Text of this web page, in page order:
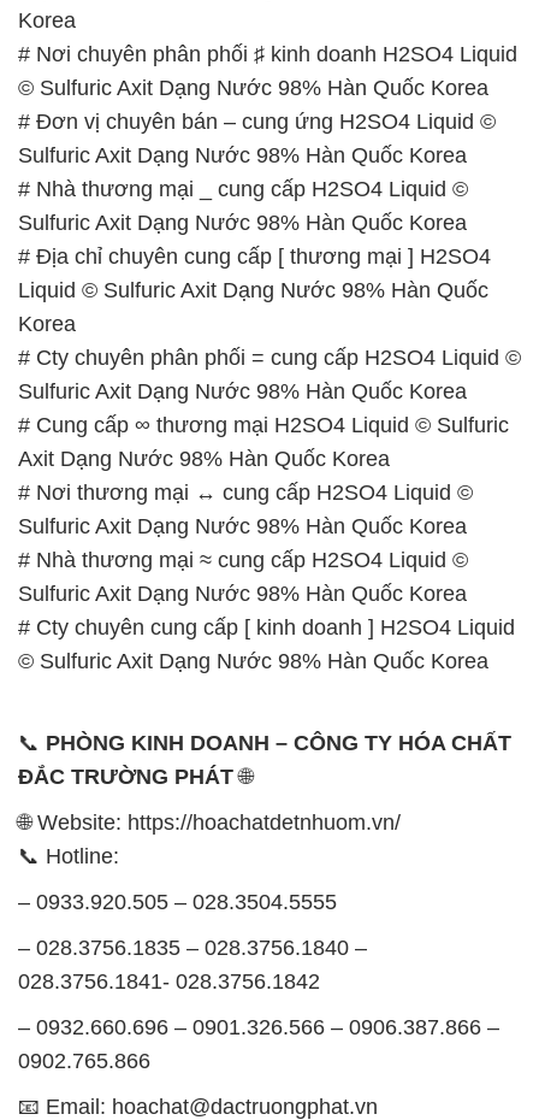
Korea
# Nơi chuyên phân phối ♯ kinh doanh H2SO4 Liquid
© Sulfuric Axit Dạng Nước 98% Hàn Quốc Korea
# Đơn vị chuyên bán – cung ứng H2SO4 Liquid ©
Sulfuric Axit Dạng Nước 98% Hàn Quốc Korea
# Nhà thương mại _ cung cấp H2SO4 Liquid ©
Sulfuric Axit Dạng Nước 98% Hàn Quốc Korea
# Địa chỉ chuyên cung cấp [ thương mại ] H2SO4
Liquid © Sulfuric Axit Dạng Nước 98% Hàn Quốc
Korea
# Cty chuyên phân phối = cung cấp H2SO4 Liquid ©
Sulfuric Axit Dạng Nước 98% Hàn Quốc Korea
# Cung cấp ∞ thương mại H2SO4 Liquid © Sulfuric
Axit Dạng Nước 98% Hàn Quốc Korea
# Nơi thương mại ↔ cung cấp H2SO4 Liquid ©
Sulfuric Axit Dạng Nước 98% Hàn Quốc Korea
# Nhà thương mại ≈ cung cấp H2SO4 Liquid ©
Sulfuric Axit Dạng Nước 98% Hàn Quốc Korea
# Cty chuyên cung cấp [ kinh doanh ] H2SO4 Liquid
© Sulfuric Axit Dạng Nước 98% Hàn Quốc Korea
📞 PHÒNG KINH DOANH – CÔNG TY HÓA CHẤT
ĐẮC TRƯỜNG PHÁT🌐
🌐 Website: https://hoachatdetnhuom.vn/
📞 Hotline:
– 0933.920.505 – 028.3504.5555
– 028.3756.1835 – 028.3756.1840 –
028.3756.1841- 028.3756.1842
– 0932.660.696 – 0901.326.566 – 0906.387.866 –
0902.765.866
📧 Email: hoachat@dactruongphat.vn